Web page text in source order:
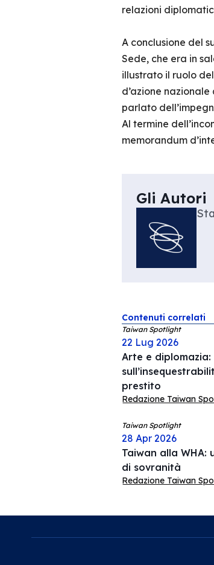
relazioni
A conclusione del
Sede, che era in
illustrato il ruolo
d’azione
parlato
Al termine
memorandum
Gli Autori
Contenuti correlati
Taiwan Spotlight
22 Lug 2026
Arte e
prestito
Redazione Taiwan
Taiwan Spotlight
28 Apr 2026
Taiwan alla WHA:
di sovranità
Redazione Taiwan